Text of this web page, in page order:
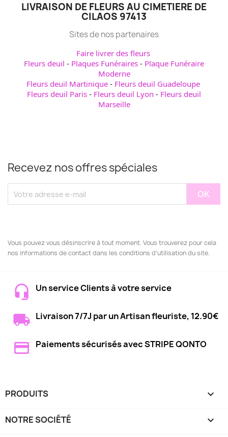
LIVRAISON DE FLEURS AU CIMETIERE DE
CILAOS 97413
Sites de nos partenaires
Faire livrer des fleurs
Fleurs deuil - Plaques Funéraires - Plaque Funéraire
Moderne
Fleurs deuil Martinique- Fleurs deuil Guadeloupe
Fleurs deuil Paris - Fleurs deuil Lyon - Fleurs deuil
Marseille
Recevez nos offres spéciales
Vous pouvez vous désinscrire à tout moment. Vous trouverez pour cela
nos informations de contact dans les conditions d'utilisation du site.
Un service Clients à votre service
Livraison 7/7J par un Artisan fleuriste, 12.90€
Paiements sécurisés avec STRIPE QONTO
PRODUITS 
NOTRE SOCIÉTÉ 